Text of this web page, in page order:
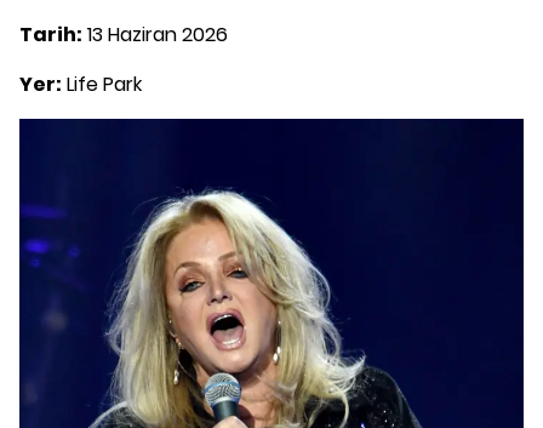
Tarih: 13 Haziran 2026
Yer: Life Park